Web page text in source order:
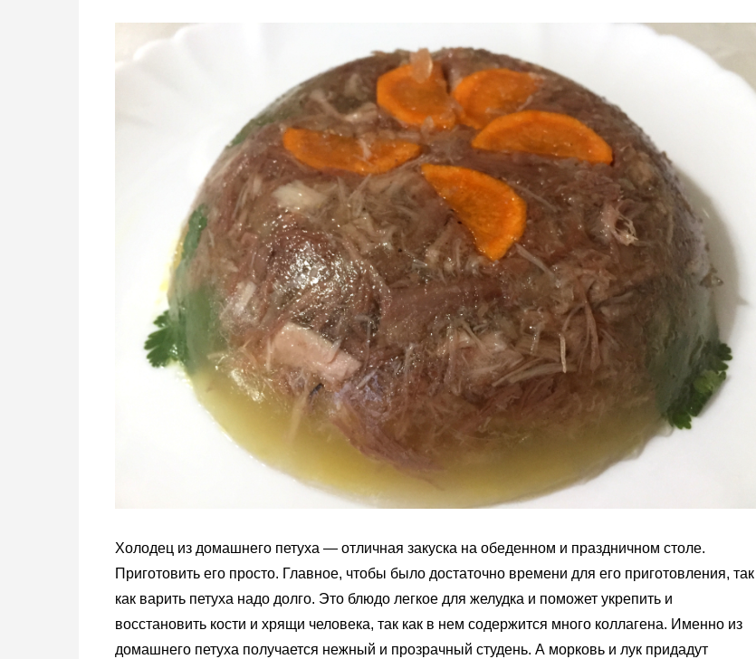
Холодец из домашнего петуха — отличная закуска на обеденном и праздничном столе.
Приготовить его просто. Главное, чтобы было достаточно времени для его приготовления, так
как варить петуха надо долго. Это блюдо легкое для желудка и поможет укрепить и
восстановить кости и хрящи человека, так как в нем содержится много коллагена. Именно из
домашнего петуха получается нежный и прозрачный студень. А морковь и лук придадут